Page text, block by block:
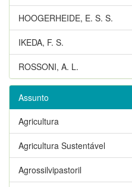
HOOGERHEIDE, E. S. S.
IKEDA, F. S.
ROSSONI, A. L.
Assunto
Agricultura
Agricultura Sustentável
Agrossilvipastoril